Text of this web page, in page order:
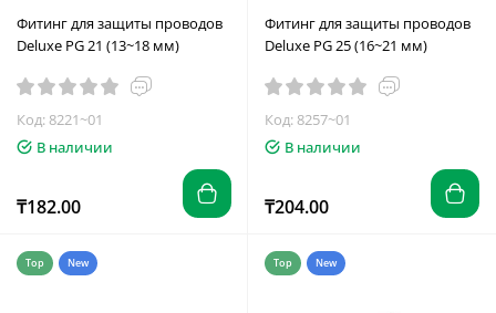
Фитинг для защиты проводов
Deluxe PG 21 (13~18 мм)
Код: 8221~01
В наличии
₸182.00
Фитинг для защиты проводов
Deluxe PG 25 (16~21 мм)
Код: 8257~01
В наличии
₸204.00
Top New Top New